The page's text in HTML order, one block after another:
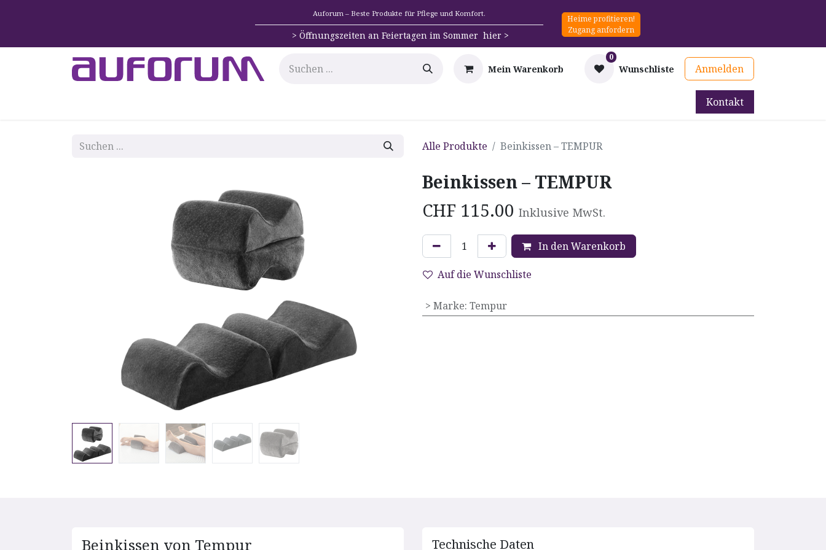
Auforum – Beste Produkte für Pflege und Komfort.
> Öffnungszeiten an Feiertagen im Sommer hier >
Heime profitieren!
Zugang anfordern
Mein Warenkorb
0
Wunschliste Anmelden
Mieten
Kontakt
Alle Produkte Beinkissen – TEMPUR
Beinkissen – TEMPUR
CHF 115.00 Inklusive MwSt.
In den Warenkorb
Auf die Wunschliste
> Marke: Tempur
Beinkissen von Tempur Technische D​aten